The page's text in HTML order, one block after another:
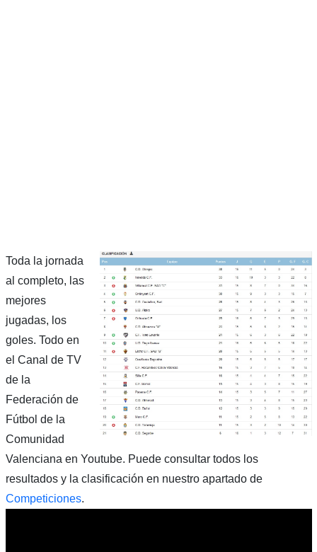
Toda la jornada
al completo, las
mejores
jugadas, los
goles. Todo en
el Canal de TV
de la
Federación de
Fútbol de la
Comunidad
Valenciana en Youtube. Puede consultar todos los
resultados y la clasificación en nuestro apartado de
Competiciones.